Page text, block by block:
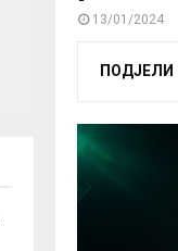
13/01/2024
ПОДЈЕЛИ